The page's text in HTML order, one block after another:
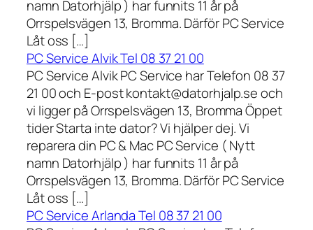
namn Datorhjälp ) har funnits 11 år på
Orrspelsvägen 13, Bromma. Därför PC Service
Låt oss […]
PC Service Alvik Tel 08 37 21 00
PC Service Alvik PC Service har Telefon 08 37
21 00 och E-post kontakt@datorhjalp.se och
vi ligger på Orrspelsvägen 13, Bromma Öppet
tider Starta inte dator? Vi hjälper dej. Vi
reparera din PC & Mac PC Service ( Nytt
namn Datorhjälp ) har funnits 11 år på
Orrspelsvägen 13, Bromma. Därför PC Service
Låt oss […]
PC Service Arlanda Tel 08 37 21 00